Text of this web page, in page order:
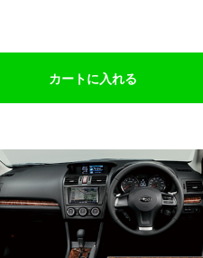
カートに入れる